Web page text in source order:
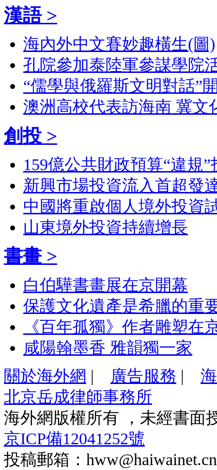
漢語 >
海內外中文賽妙趣橫生(圖)
孔院參加泰陸軍參謀學院
“儒學與俄羅斯文明對話”
澳洲高校代表訪海南 冀文
創投 >
159億公共財政預算“違規”
新興市場投資流入首超發
中國將重啟個人境外投資
山東境外投資持續增長
書畫 >
白伯驊書畫展在京開幕
保護文化遺產是希臘的重
《百年孤獨》作者雕塑在
咸陽翰墨香 雅韻獨一家
關於海外網 | 廣告服務 |
北京岳成律師事務所
海外網版權所有 ，未經書面
京ICP備12041252號
投稿郵箱：hww@haiwainet.cn